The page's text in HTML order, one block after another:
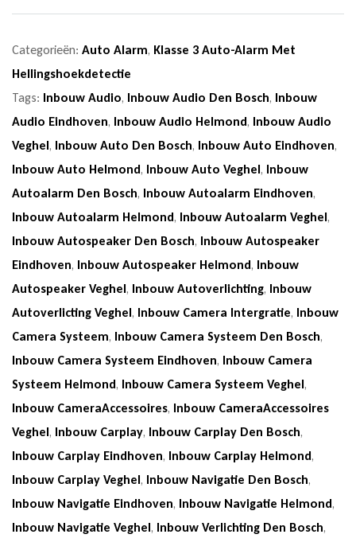
Categorieën: Auto Alarm, Klasse 3 Auto-Alarm Met
Hellingshoekdetectie
Tags: Inbouw Audio, Inbouw Audio Den Bosch, Inbouw
Audio Eindhoven, Inbouw Audio Helmond, Inbouw Audio
Veghel, Inbouw Auto Den Bosch, Inbouw Auto Eindhoven,
Inbouw Auto Helmond, Inbouw Auto Veghel, Inbouw
Autoalarm Den Bosch, Inbouw Autoalarm Eindhoven,
Inbouw Autoalarm Helmond, Inbouw Autoalarm Veghel,
Inbouw Autospeaker Den Bosch, Inbouw Autospeaker
Eindhoven, Inbouw Autospeaker Helmond, Inbouw
Autospeaker Veghel, Inbouw Autoverlichting, Inbouw
Autoverlicting Veghel, Inbouw Camera Intergratie, Inbouw
Camera Systeem, Inbouw Camera Systeem Den Bosch,
Inbouw Camera Systeem Eindhoven, Inbouw Camera
Systeem Helmond, Inbouw Camera Systeem Veghel,
Inbouw CameraAccessoires, Inbouw CameraAccessoires
Veghel, Inbouw Carplay, Inbouw Carplay Den Bosch,
Inbouw Carplay Eindhoven, Inbouw Carplay Helmond,
Inbouw Carplay Veghel, Inbouw Navigatie Den Bosch,
Inbouw Navigatie Eindhoven, Inbouw Navigatie Helmond,
Inbouw Navigatie Veghel, Inbouw Verlichting Den Bosch,